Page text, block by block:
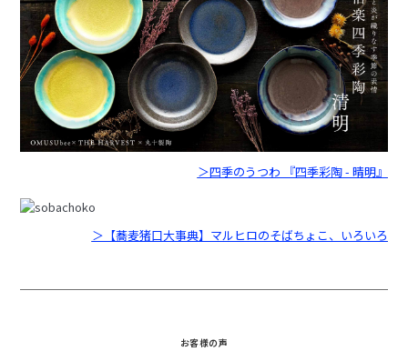
＞四季のうつわ 『四季彩陶 - 晴明』
＞【蕎麦猪口大事典】マルヒロのそばちょこ、いろいろ
お客様の声